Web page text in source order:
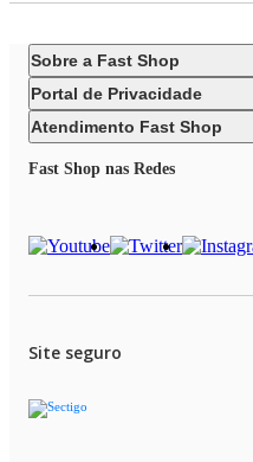
Sobre a Fast Shop
Portal de Privacidade
Atendimento Fast Shop
Fast Shop nas Redes
Site seguro